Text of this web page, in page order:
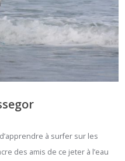
à surfer sur les
des amis de ce jeter à l’eau